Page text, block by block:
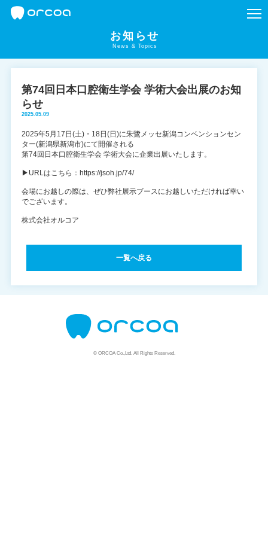
お知らせ
News & Topics
第74回日本口腔衛生学会 学術大会出展のお知
らせ
2025.05.09
2025年5月17日(土)・18日(日)に朱鷺メッセ新潟コンベンションセン
ター(新潟県新潟市)にて開催される
第74回日本口腔衛生学会 学術大会に企業出展いたします。
▶ URLはこちら：https://jsoh.jp/74/
会場にお越しの際は、ぜひ弊社展示ブースにお越しいただければ幸い
でございます。
株式会社オルコア
一覧へ戻る
© ORCOA Co.,Ltd. All Rights Reserved.